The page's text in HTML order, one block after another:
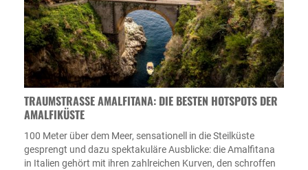
TRAUMSTRASSE AMALFITANA: DIE BESTEN HOTSPOTS DER A
MALFIKÜSTE
100 Meter über dem Meer, sensationell in die Steilküste
gesprengt und dazu spektakuläre Ausblicke: die Amalfitana
in Italien gehört mit ihren zahlreichen Kurven, den schroffen